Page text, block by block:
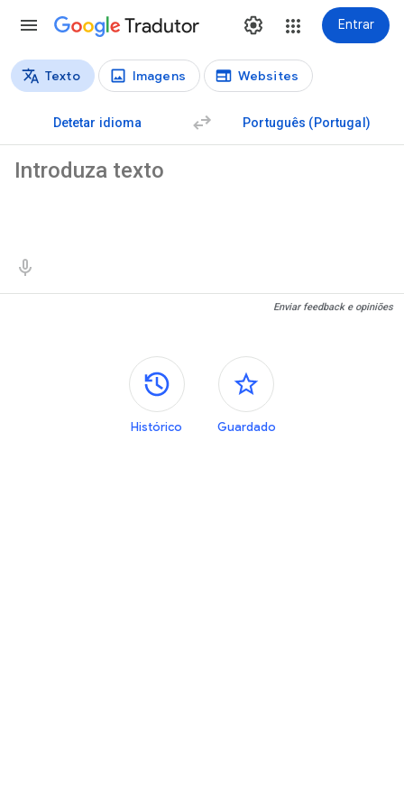
Tradutor Entrar
Tipos de tradução
Texto Imagens Websites
Detetar idioma Português (Portugal)
Enviar feedback e opiniões
Painéis laterais
Histórico Guardado